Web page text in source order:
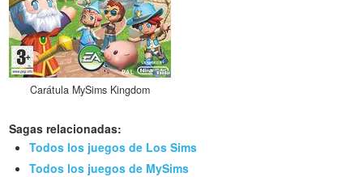
Carátula MySims Kingdom
Sagas relacionadas:
Todos los juegos de Los Sims
Todos los juegos de MySims